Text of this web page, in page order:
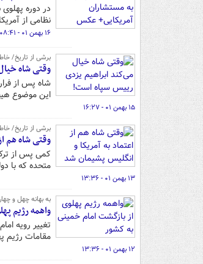
در دوره
نظامی از
۱۶ بهمن ۰۱ - ۰۸:۴۱
برشی از تاریخ/
وقتی شاه
شاه پس از
این موضوع
۱۵ بهمن ۰۱ - ۱۶:۲۷
برشی از تاریخ/
وقتی شاه هم
کمی پس از
متحده که با
۱۳ بهمن ۰۱ - ۱۳:۳۶
به بهانه چهل و
واهمه رژیم
تغییر رویه‌
مقامات رژیم
۱۲ بهمن ۰۱ - ۱۳:۳۶